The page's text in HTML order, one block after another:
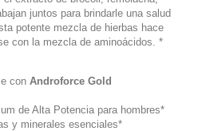
juntos para brindarle una salud
potente mezcla de hierbas hace
con la mezcla de aminoácidos. *
con Androforce Gold
de Alta Potencia para hombres*
y minerales esenciales*